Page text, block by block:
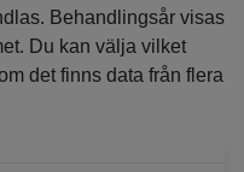
Behandlingsår visas
Du kan välja vilket
det finns data från flera